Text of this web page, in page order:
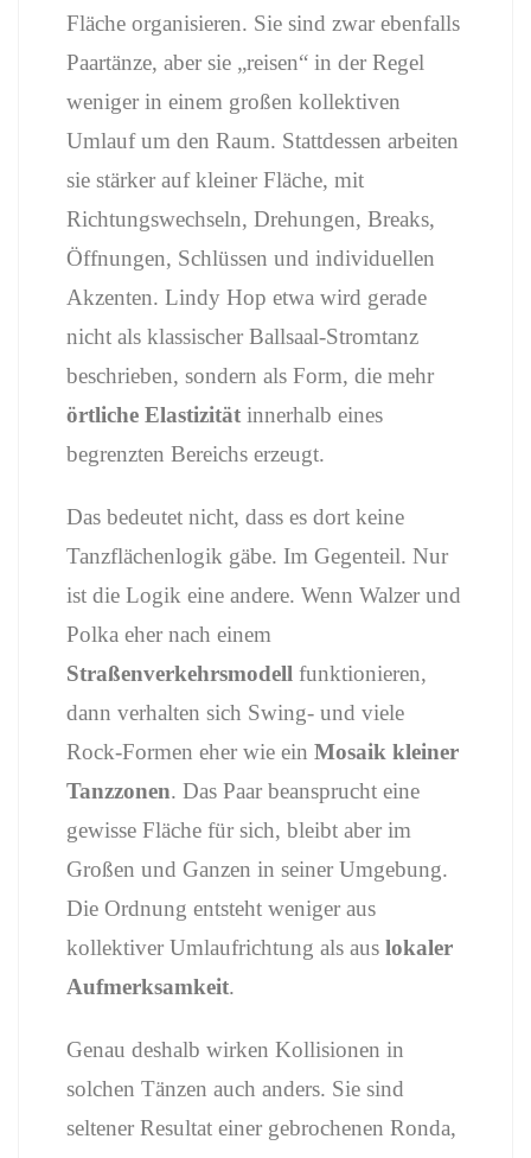
Fläche organisieren. Sie sind zwar ebenfalls
Paartänze, aber sie „reisen“ in der Regel
weniger in einem großen kollektiven
Umlaufum den Raum. Stattdessen arbeiten
sie stärker aufkleiner Fläche, mit
Richtungswechseln, Drehungen, Breaks,
Öffnungen, Schlüssen und individuellen
Akzenten. Lindy Hop etwa wird gerade
nicht als klassischer Ballsaal-Stromtanz
beschrieben, sondern als Form, die mehr
örtliche Elastizität innerhalb eines
begrenzten Bereichs erzeugt.
Das bedeutet nicht, dass es dort keine
Tanzflächenlogik gäbe. Im Gegenteil. Nur
ist die Logik eine andere. Wenn Walzer und
Polka eher nach einem
Straßenverkehrsmodell funktionieren,
dann verhalten sich Swing- und viele
Rock-Formen eher wie ein Mosaik kleiner
Tanzzonen. Das Paar beansprucht eine
gewisse Fläche für sich, bleibt aber im
Großen und Ganzen in seiner Umgebung.
Die Ordnung entsteht weniger aus
kollektiver Umlaufrichtung als aus lokaler
Aufmerksamkeit.
Genau deshalb wirken Kollisionen in
solchen Tänzen auch anders. Sie sind
seltener Resultat einer gebrochenen Ronda,